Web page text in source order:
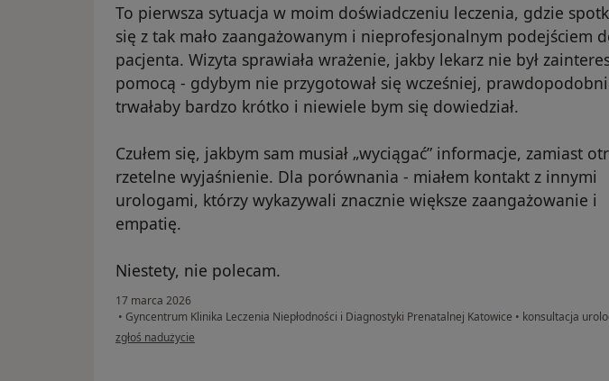
To pierwsza sytuacja w moim doświadczeniu leczenia, gdzie
się z tak mało zaangażowanym i nieprofesjonalnym podejściem
pacjenta. Wizyta sprawiała wrażenie, jakby lekarz nie był
pomocą - gdybym nie przygotował się wcześniej,
trwałaby bardzo krótko i niewiele bym się dowiedział.
Czułem się, jakbym sam musiał „wyciągać” informacje, zamiast
rzetelne wyjaśnienie. Dla porównania - miałem kontakt z innymi
urologami, którzy wykazywali znacznie większe zaangażowanie i
empatię.
Niestety, nie polecam.
17 marca 2026
• Gyncentrum Klinika Leczenia Niepłodności i Diagnostyki Prenatalnej Katowice • konsultacja
w opinii użytkownika DK
zgłoś nadużycie